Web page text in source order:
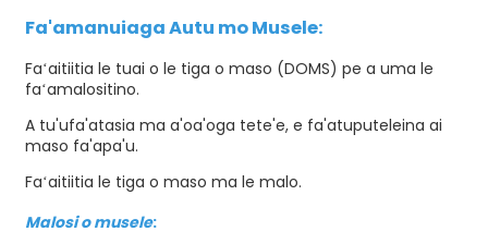
Fa'amanuiaga Autu mo Musele:
Faʻaitiitia le tuai o le tiga o maso (DOMS) pe a uma le
faʻamalositino.
A tu'ufa'atasia ma a'oa'oga tete'e, e fa'atuputeleina ai
maso fa'apa'u.
Faʻaitiitia le tiga o maso ma le malo.
Malosi o musele: